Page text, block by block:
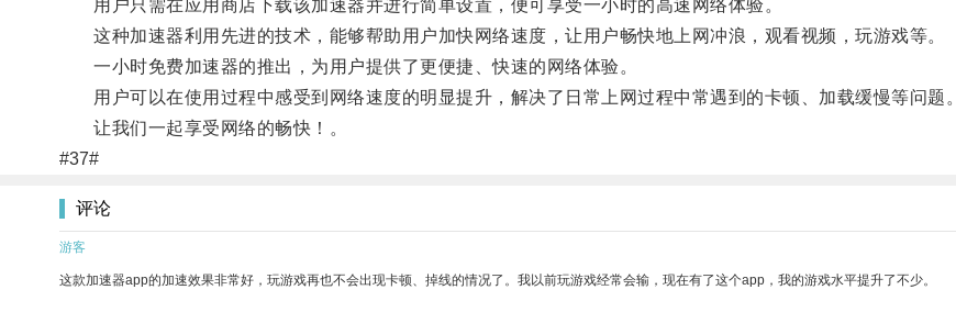
用户只需在应用商店下载该加速器并进行简单设置，便可享受一小时的高速网络体验。
这种加速器利用先进的技术，能够帮助用户加快网络速度，让用户畅快地上网冲浪，观看视频，玩游戏等。
一小时免费加速器的推出，为用户提供了更便捷、快速的网络体验。
用户可以在使用过程中感受到网络速度的明显提升，解决了日常上网过程中常遇到的卡顿、加载缓慢等问题。
让我们一起享受网络的畅快！。
#37#
评论
游客
这款加速器app的加速效果非常好，玩游戏再也不会出现卡顿、掉线的情况了。我以前玩游戏经常会输，现在有了这个app，我的游戏水平提升了不少。